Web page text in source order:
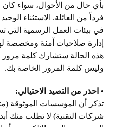
بأي حال من الأحوال، سواء كان
فرداً من العائلة. الاستثناء
في بيئات العمل الرسمية التي
إدارة صلاحيات آمنة ومخصصة
هذه الحالة ستشارك كلمة مرور
وليس كلمة المرور الخاصة بك.
• احذر من التصيد الاحتيالي:
تذكر أن المؤسسات الموثوقة
شركات التقنية) لا تطلب منك